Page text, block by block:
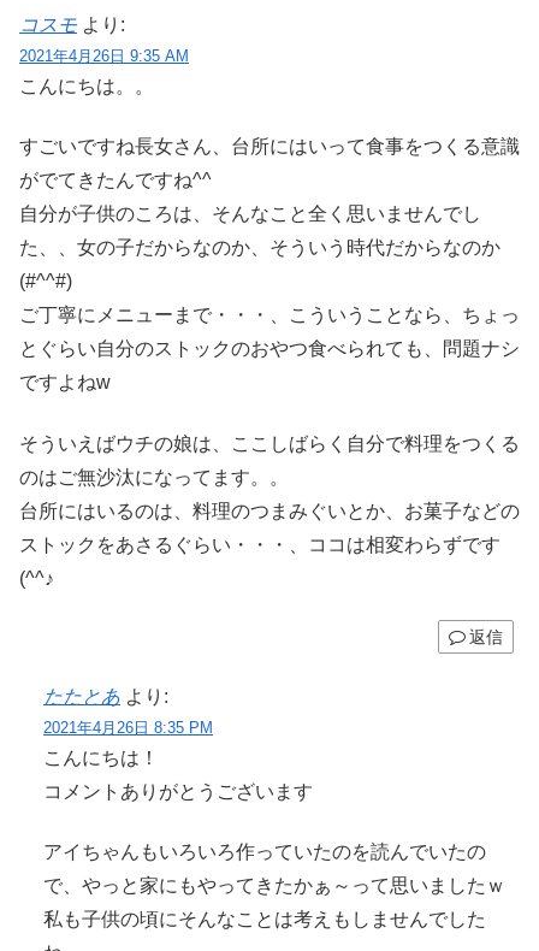
コスモ より:
2021年4月26日 9:35 AM
こんにちは。。
すごいですね長女さん、台所にはいって食事をつくる意識
がでてきたんですね^^
自分が子供のころは、そんなこと全く思いませんでし
た、、女の子だからなのか、そういう時代だからなのか
(#^^#)
ご丁寧にメニューまで・・・、こういうことなら、ちょっ
とぐらい自分のストックのおやつ食べられても、問題ナシ
ですよねw
そういえばウチの娘は、ここしばらく自分で料理をつくる
のはご無沙汰になってます。。
台所にはいるのは、料理のつまみぐいとか、お菓子などの
ストックをあさるぐらい・・・、ココは相変わらずです
(^^♪
返信
たたとあ より:
2021年4月26日 8:35 PM
こんにちは！
コメントありがとうございます
アイちゃんもいろいろ作っていたのを読んでいたの
で、やっと家にもやってきたかぁ～って思いましたｗ
私も子供の頃にそんなことは考えもしませんでした